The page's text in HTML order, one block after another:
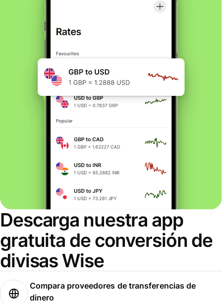
Descarga nuestra app
gratuita de conversión de
divisas Wise
Compara proveedores de transferencias de
dinero